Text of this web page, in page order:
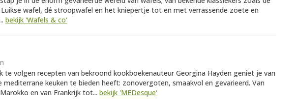
Luikse wafel, dé stroopwafel en het kniepertje tot en met verrassende zoete en
bekijk 'Wafels & co'
te volgen recepten van bekroond kookboekenauteur Georgina Hayden geniet je van
keuken te bieden heeft: zonovergoten, smaakvol en gevarieerd. Van
en van Frankrijk tot... bekijk 'MEDesque'